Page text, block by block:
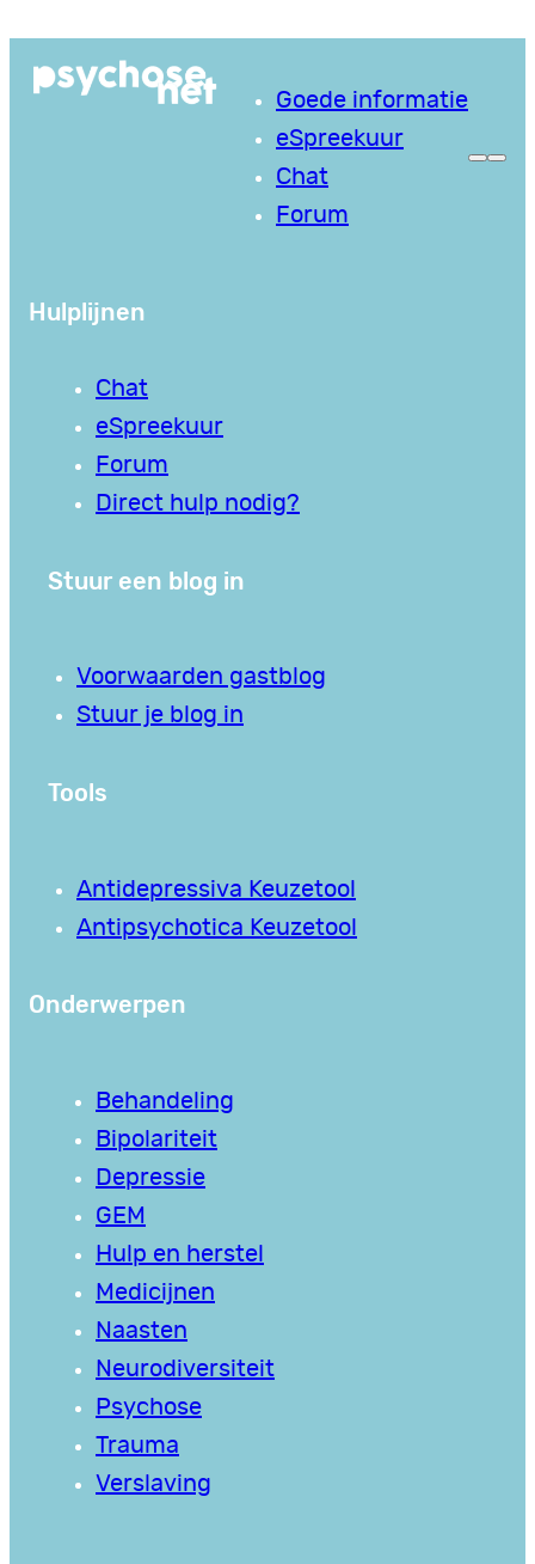
naar
Goede informatie
eSpreekuur
Chat
Forum
Hulplijnen
Chat
eSpreekuur
Forum
Direct hulp nodig?
Stuur een blog in
Voorwaarden gastblog
Stuur je blog in
Tools
Antidepressiva Keuzetool
Antipsychotica Keuzetool
Onderwerpen
Behandeling
Bipolariteit
Depressie
GEM
Hulp en herstel
Medicijnen
Naasten
Neurodiversiteit
Psychose
Trauma
Verslaving